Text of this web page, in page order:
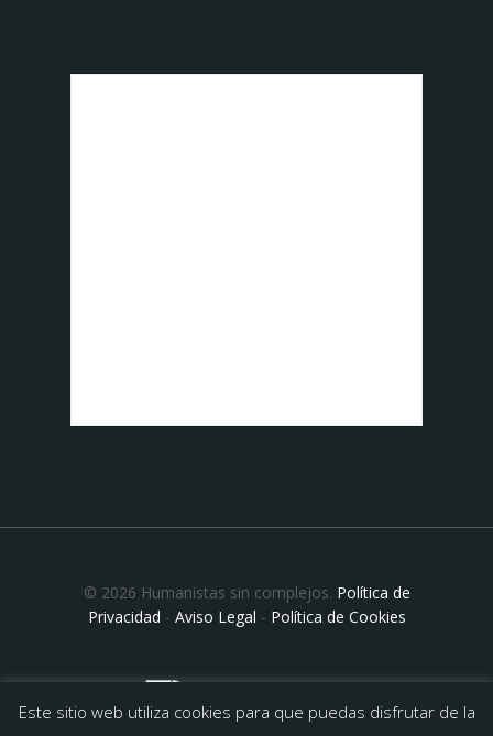
© 2026 Humanistas sin complejos. Política de
Privacidad - Aviso Legal - Política de Cookies
Este sitio web utiliza cookies para que puedas disfrutar de la